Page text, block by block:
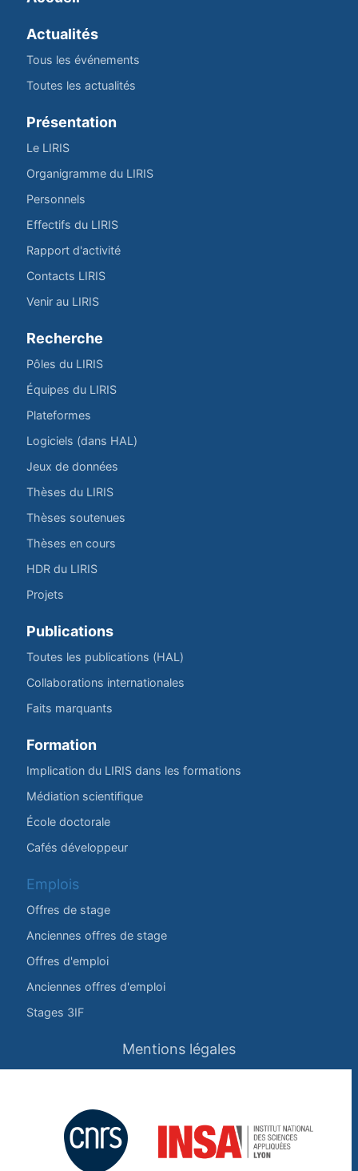
Actualités
Tous les événements
Toutes les actualités
Présentation
Le LIRIS
Organigramme du LIRIS
Personnels
Effectifs du LIRIS
Rapport d'activité
Contacts LIRIS
Venir au LIRIS
Recherche
Pôles du LIRIS
Équipes du LIRIS
Plateformes
Logiciels (dans HAL)
Jeux de données
Thèses du LIRIS
Thèses soutenues
Thèses en cours
HDR du LIRIS
Projets
Publications
Toutes les publications (HAL)
Collaborations internationales
Faits marquants
Formation
Implication du LIRIS dans les formations
Médiation scientifique
École doctorale
Cafés développeur
Emplois
Offres de stage
Anciennes offres de stage
Offres d'emploi
Anciennes offres d'emploi
Stages 3IF
Mentions légales